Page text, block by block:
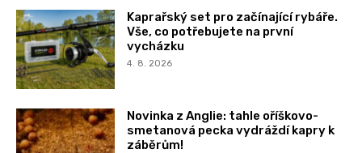
Kaprařský set pro začínající rybáře.
Vše, co potřebujete na první
vycházku
4. 8. 2026
Novinka z Anglie: tahle oříškovo-
smetanová pecka vydráždí kapry k
záběrům!